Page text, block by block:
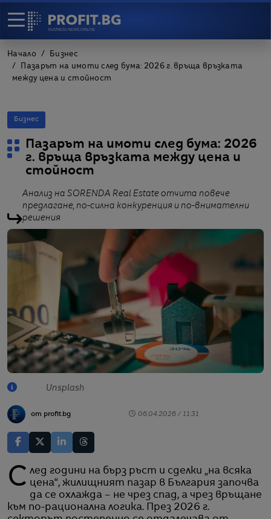
Начало
Бизнес
Пазарът на имоти след бума: 2026 г. връща връзката
между цена и стойност
Бизнес
Пазарът на имоти след бума: 2026
г. връща връзката между цена и
стойност
Анализ на SORENDA Real Estate отчита повече
предлагане, по-силна конкуренция и по-внимателни
решения
Unsplash
от profit.bg 06.04.2026 / 11:31
След години на бърз ръст и сделки „на всяка цена“, жилищният пазар в България започва
да се охлажда – не чрез спад, а чрез връщане
към по-рационална логика. През 2026 г.